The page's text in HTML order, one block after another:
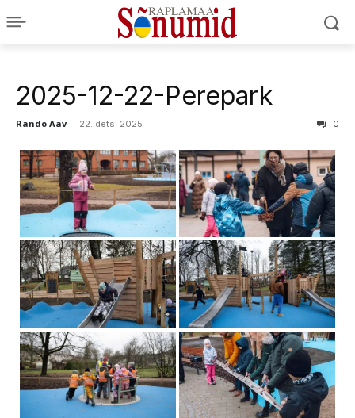
2025-12-22-Perepark
Rando Aav - 22. dets. 2025 0